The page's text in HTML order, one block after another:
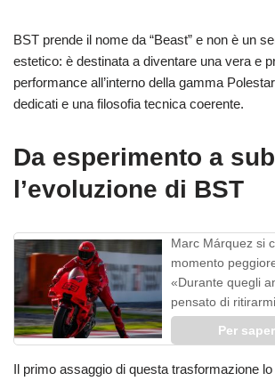
BST prende il nome da “Beast” e non è un
estetico: è destinata a diventare una vera e
performance all’interno della gamma
dedicati e una filosofia tecnica coerente.
Da esperimento a
l’evoluzione di BST
Marc Márquez si
momento
«Durante quegli
pensato di
Per
Il primo assaggio di questa trasformazione